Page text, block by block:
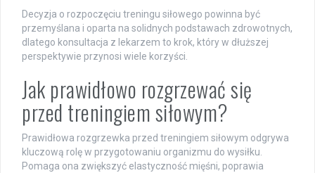
Decyzja o rozpoczęciu treningu siłowego powinna być
przemyślana i oparta na solidnych podstawach zdrowotnych,
dlatego konsultacja z lekarzem to krok, który w dłuższej
perspektywie przynosi wiele korzyści.
Jak prawidłowo rozgrzewać się
przed treningiem siłowym?
Prawidłowa rozgrzewka przed treningiem siłowym odgrywa
kluczową rolę w przygotowaniu organizmu do wysiłku.
Pomaga ona zwiększyć elastyczność mięśni, poprawia